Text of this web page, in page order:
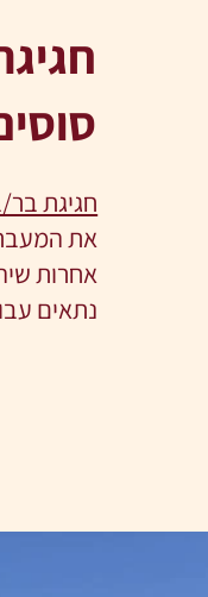
חגיגת
את המעבר
אחרות
נתאים